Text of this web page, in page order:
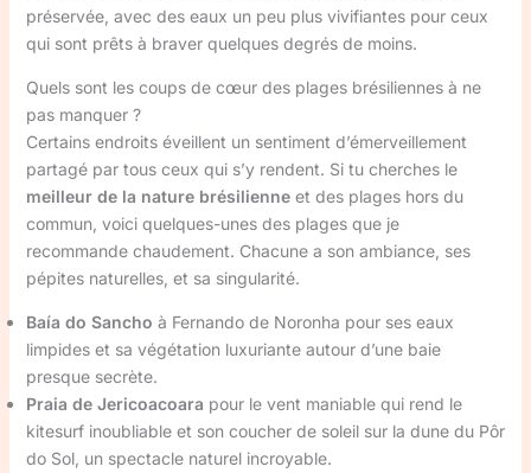
préservée, avec des eaux un peu plus vivifiantes pour ceux
qui sont prêts à braver quelques degrés de moins.
Quels sont les coups de cœur des plages brésiliennes à ne
pas manquer ?
Certains endroits éveillent un sentiment d’émerveillement
partagé par tous ceux qui s’y rendent. Si tu cherches le
meilleur de la nature brésilienneet des plages hors du
commun, voici quelques-unes des plages que je
recommande chaudement. Chacune a son ambiance, ses
pépites naturelles, et sa singularité.
Baía do Sancho à Fernando de Noronha pour ses eaux
limpides et sa végétation luxuriante autour d’une baie
presque secrète.
Praia de Jericoacoara pour le vent maniable qui rend le
kitesurf inoubliable et son coucher de soleil sur la dune du Pôr
do Sol, un spectacle naturel incroyable.